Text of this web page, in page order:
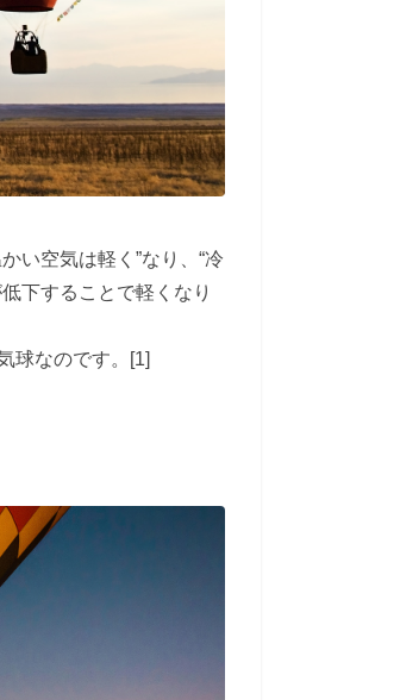
い空気は軽く ”なり、 “冷
下することで軽くなり
球なのです。
[1]